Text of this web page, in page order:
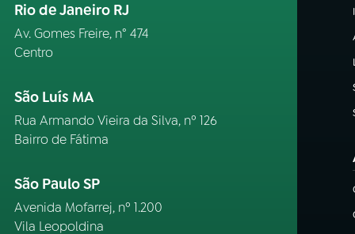
Rio de Janeiro RJ
Av. Gomes Freire, n° 474
Centro
São Luís MA
Rua Armando Vieira da Silva, nº 126
Bairro de Fátima
São Paulo SP
Avenida Mofarrej, nº 1.200
Vila Leopoldina